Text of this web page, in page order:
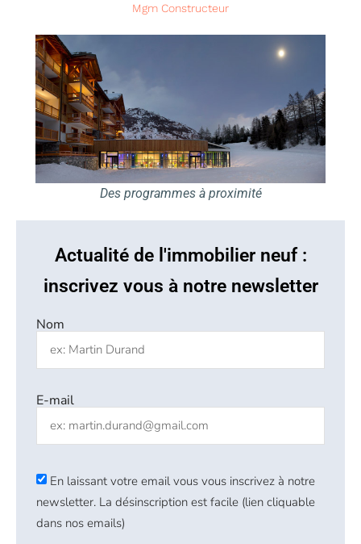
Mgm Constructeur
Des programmes à proximité
Actualité de l'immobilier neuf :
inscrivez vous à notre newsletter
Nom
E-mail
En laissant votre email vous vous inscrivez à notre
newsletter. La désinscription est facile (lien cliquable
dans nos emails)